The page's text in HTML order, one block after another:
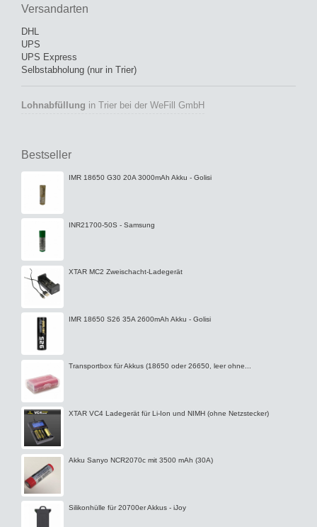
Versandarten
DHL
UPS
UPS Express
Selbstabholung (nur in Trier)
Lohnabfüllung in Trier bei der WeFill GmbH
Bestseller
IMR 18650 G30 20A 3000mAh Akku - Golisi
INR21700-50S - Samsung
XTAR MC2 Zweischacht-Ladegerät
IMR 18650 S26 35A 2600mAh Akku - Golisi
Transportbox für Akkus (18650 oder 26650, leer ohne...
XTAR VC4 Ladegerät für Li-Ion und NIMH (ohne Netzstecker)
Akku Sanyo NCR2070c mit 3500 mAh (30A)
Silikonhülle für 20700er Akkus - iJoy